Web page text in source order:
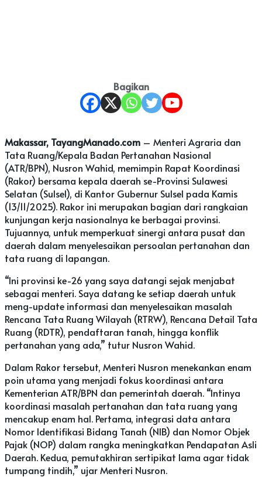
Bagikan
Makassar, TayangManado.com – Menteri Agraria dan
Tata Ruang/Kepala Badan Pertanahan Nasional
(ATR/BPN), Nusron Wahid, memimpin Rapat Koordinasi
(Rakor) bersama kepala daerah se-Provinsi Sulawesi
Selatan (Sulsel), di Kantor Gubernur Sulsel pada Kamis
(13/11/2025). Rakor ini merupakan bagian dari rangkaian
kunjungan kerja nasionalnya ke berbagai provinsi.
Tujuannya, untuk memperkuat sinergi antara pusat dan
daerah dalam menyelesaikan persoalan pertanahan dan
tata ruang di lapangan.
“Ini provinsi ke-26 yang saya datangi sejak menjabat
sebagai menteri. Saya datang ke setiap daerah untuk
meng-update informasi dan menyelesaikan masalah
Rencana Tata Ruang Wilayah (RTRW), Rencana Detail Tata
Ruang (RDTR), pendaftaran tanah, hingga konflik
pertanahan yang ada,” tutur Nusron Wahid.
Dalam Rakor tersebut, Menteri Nusron menekankan enam
poin utama yang menjadi fokus koordinasi antara
Kementerian ATR/BPN dan pemerintah daerah. “Intinya
koordinasi masalah pertanahan dan tata ruang yang
mencakup enam hal. Pertama, integrasi data antara
Nomor Identifikasi Bidang Tanah (NIB) dan Nomor Objek
Pajak (NOP) dalam rangka meningkatkan Pendapatan Asli
Daerah. Kedua, pemutakhiran sertipikat lama agar tidak
tumpang tindih,” ujar Menteri Nusron.